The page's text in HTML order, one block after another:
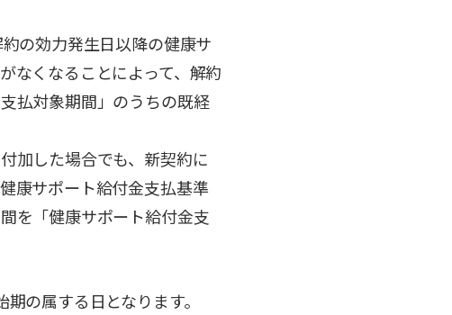
の効力発生日以降の健康サ
なくなることによって、解約
払対象期間」のうちの既経
加した場合でも、新契約に
康サポート給付金支払基準
を「健康サポート給付金支
の属する日となります。